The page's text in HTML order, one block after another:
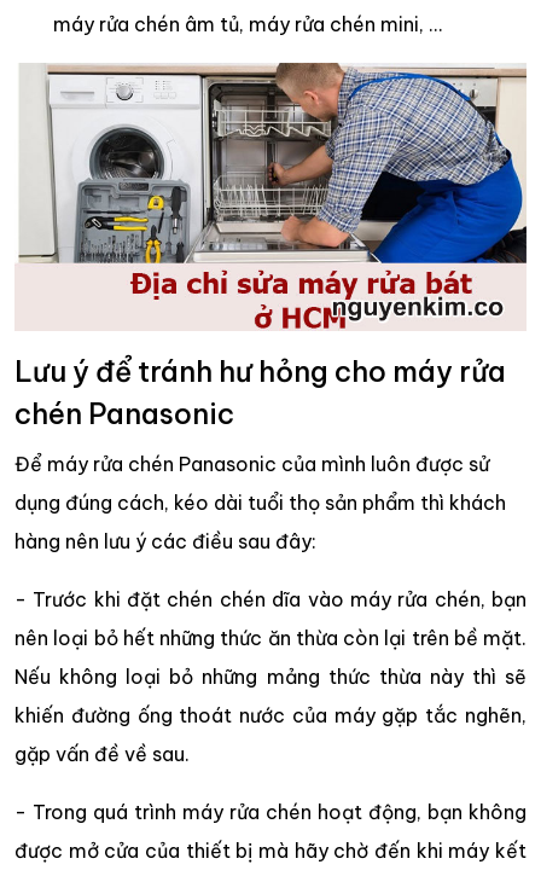
máy rửa chén âm tủ, máy rửa chén mini, …
Lưu ý để tránh hư hỏng cho máy rửa
chén Panasonic
Để máy rửa chén Panasonic của mình luôn được sử
dụng đúng cách, kéo dài tuổi thọ sản phẩm thì khách
hàng nên lưu ý các điều sau đây:
- Trước khi đặt chén chén dĩa vào máy rửa chén, bạn
nên loại bỏ hết những thức ăn thừa còn lại trên bề mặt.
Nếu không loại bỏ những mảng thức thừa này thì sẽ
khiến đường ống thoát nước của máy gặp tắc nghẽn,
gặp vấn đề về sau.
- Trong quá trình máy rửa chén hoạt động, bạn không
được mở cửa của thiết bị mà hãy chờ đến khi máy kết